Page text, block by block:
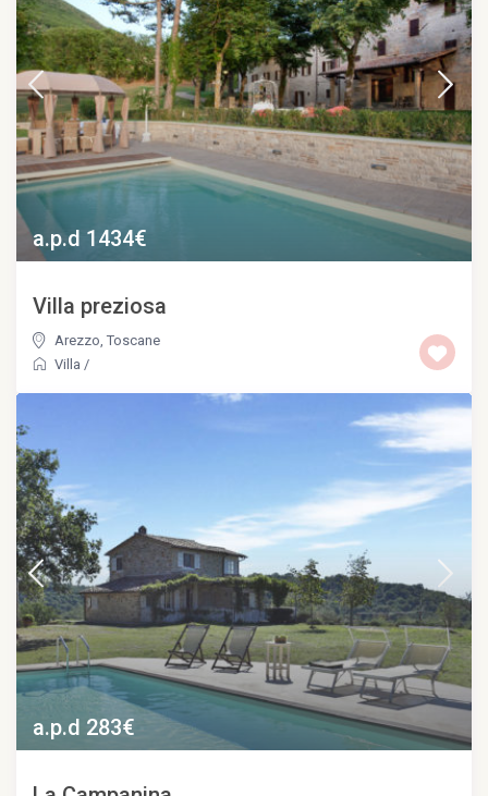
a.p.d 1434€
Villa preziosa
Arezzo,Toscane
Villa /
a.p.d 283€